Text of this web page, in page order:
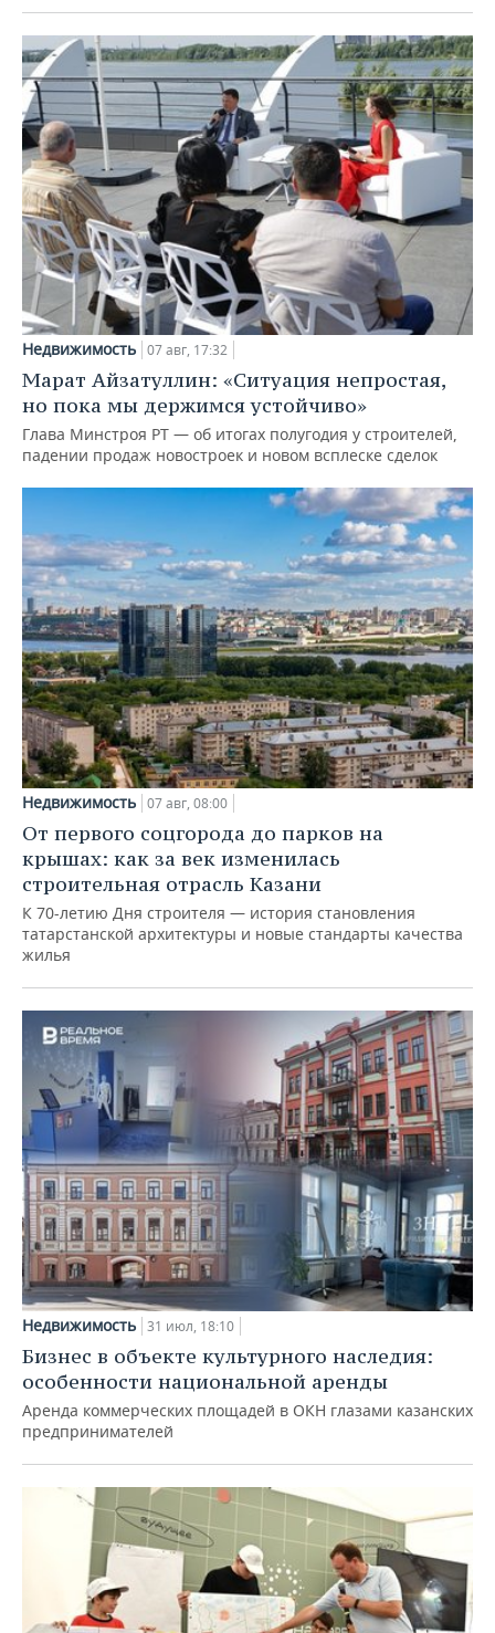
Недвижимость 07 авг, 17:32
Марат Айзатуллин: «Ситуация непростая,
но пока мы держимся устойчиво»
Глава Минстроя РТ — об итогах полугодия у строителей,
падении продаж новостроек и новом всплеске сделок
Недвижимость 07 авг, 08:00
От первого соцгорода до парков на
крышах: как за век изменилась
строительная отрасль Казани
К 70-летию Дня строителя — история становления
татарстанской архитектуры и новые стандарты качества
жилья
Недвижимость 31 июл, 18:10
Бизнес в объекте культурного наследия:
особенности национальной аренды
Аренда коммерческих площадей в ОКН глазами казанских
предпринимателей